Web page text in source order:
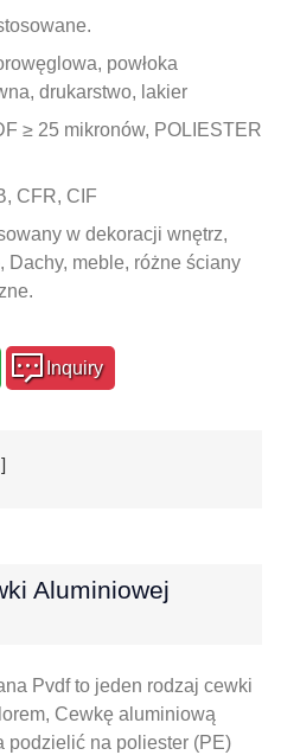
powłoka
drukarstwo, lakier
≥ 25 mikronów, POLIESTER
CFR, CIF
w dekoracji wnętrz,
Dachy, meble, różne ściany
Inquiry
Aluminiowej
Pvdf to jeden rodzaj cewki
Cewkę aluminiową
podzielić na poliester (PE)